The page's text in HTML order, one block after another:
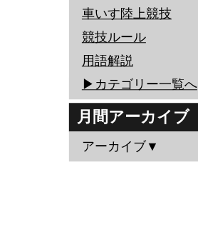
車いす陸上競技
競技ルール
用語解説
▶︎カテゴリー一覧へ
月間アーカイブ
アーカイブ▼